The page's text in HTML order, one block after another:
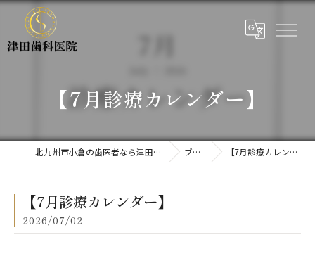
【7月診療カレンダー】
北九州市小倉の歯医者なら津田歯科医院 ブログ 【7月診療カレンダー】
【7月診療カレンダー】
2026/07/02